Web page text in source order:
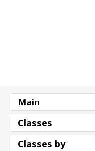
Main
Classes
Classes by